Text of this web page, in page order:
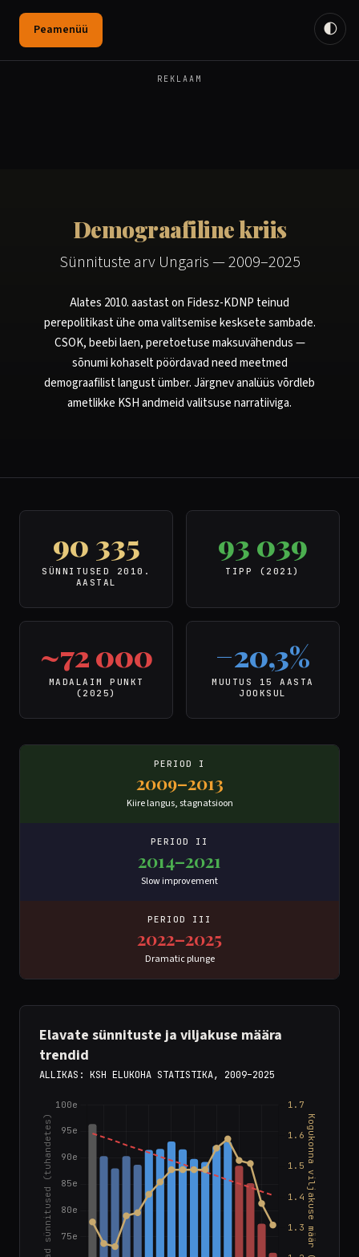
Peamenüü
REKLAAM
🌓
Demograafiline kriis
Sünnituste arv Ungaris — 2009–2025
Alates 2010. aastast on Fidesz-KDNP teinud
perepolitikast ühe oma valitsemise kesksete sambade.
CSOK, beebi laen, peretoetuse maksuvähendus —
sõnumi kohaselt pöördavad need meetmed
demograafilist langust ümber. Järgnev analüüs võrdleb
ametlikke KSH andmeid valitsuse narratiiviga.
90 335
SÜNNITUSED 2010.
AASTAL
93 039
TIPP (2021)
~72 000
MADALAIM PUNKT
(2025)
−20,3%
MUUTUS 15 AASTA
JOOKSUL
PERIOD I
2009–2013
Kiire langus, stagnatsioon
PERIOD II
2014–2021
Slow improvement
PERIOD III
2022–2025
Dramatic plunge
Elavate sünnituste ja viljakuse määra
trendid
ALLIKAS: KSH ELUKOHA STATISTIKA, 2009–2025